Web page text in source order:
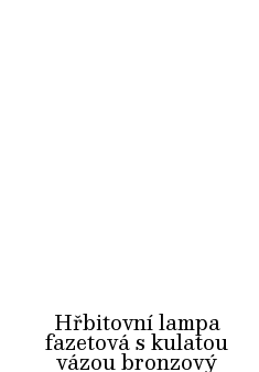
Hřbitovní lampa
fazetová s kulatou
vázou bronzový